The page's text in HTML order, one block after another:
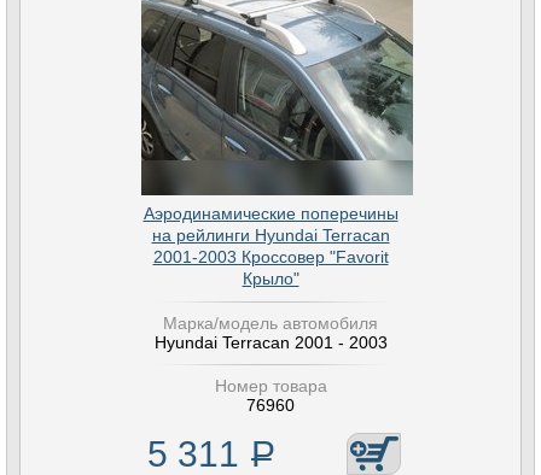
Аэродинамические поперечины
на рейлинги Hyundai Terracan
2001-2003 Кроссовер "Favorit
Крыло"
Марка/модель автомобиля
Hyundai Terracan 2001 - 2003
Номер товара
76960
5 311 Р